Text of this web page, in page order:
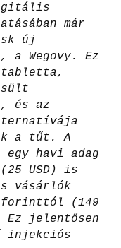
már
új
Wegovy. Ez
tabletta,
és az
a tűt. A
havi adag
USD) is
vásárlók
forinttól (149
jelentősen
injekciós